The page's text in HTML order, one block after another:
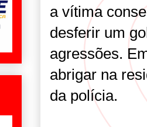
a vítima
desferir um
agressões.
abrigar na
da polícia.